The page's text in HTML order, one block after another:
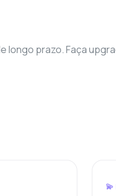
longo prazo. Faça
preços, dicas
Quais
Como
Quanto custa?